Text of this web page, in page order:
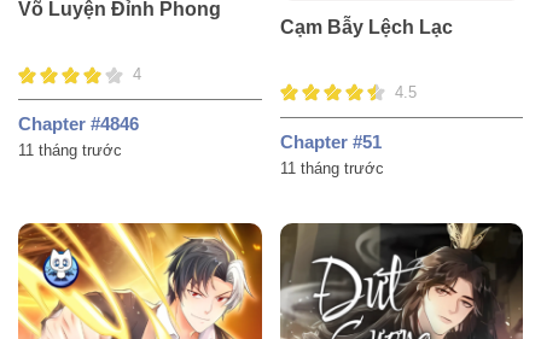
Võ Luyện Đỉnh Phong
4
Chapter #4846
11 tháng trước
Cạm Bẫy Lệch Lạc
4.5
Chapter #51
11 tháng trước